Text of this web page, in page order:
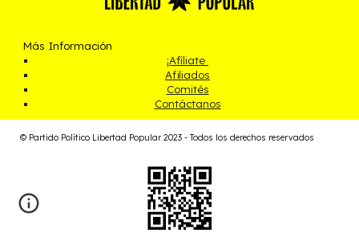
Más Información
¡Afíliate
Afiliados
Comités
Contáctanos
© Partido Político Libertad Popular 2023 - Todos los derechos reservados